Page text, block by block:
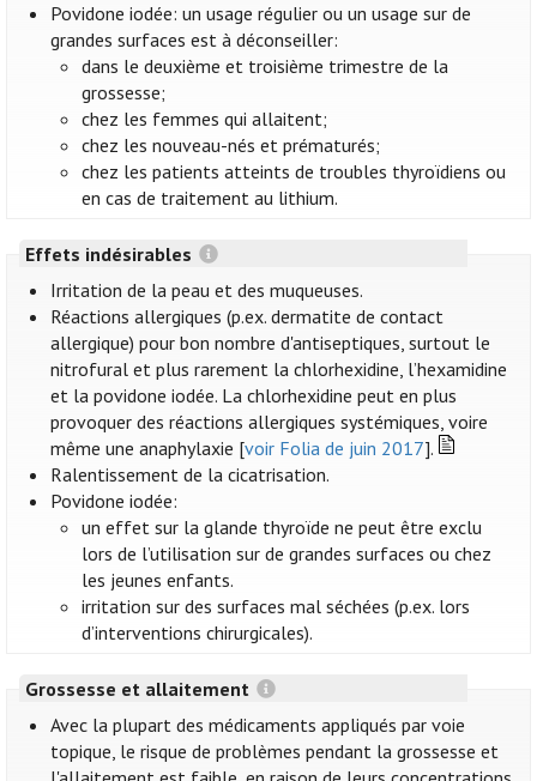
Povidone iodée: un usage régulier ou un usage sur de
grandes surfaces est à déconseiller:
dans le deuxième et troisième trimestre de la
grossesse;
chez les femmes qui allaitent;
chez les nouveau-nés et prématurés;
chez les patients atteints de troubles thyroïdiens ou
en cas de traitement au lithium.
Effets indésirables
Irritation de la peau et des muqueuses.
Réactions allergiques (p.ex. dermatite de contact
allergique) pour bon nombre d'antiseptiques, surtout le
nitrofural et plus rarement la chlorhexidine, l’hexamidine
et la povidone iodée. La chlorhexidine peut en plus
provoquer des réactions allergiques systémiques, voire
même une anaphylaxie [voir Folia de juin 2017].
Ralentissement de la cicatrisation.
Povidone iodée:
un effet sur la glande thyroïde ne peut être exclu
lors de l’utilisation sur de grandes surfaces ou chez
les jeunes enfants.
irritation sur des surfaces mal séchées (p.ex. lors
d’interventions chirurgicales).
Grossesse et allaitement
Avec la plupart des médicaments appliqués par voie
topique, le risque de problèmes pendant la grossesse et